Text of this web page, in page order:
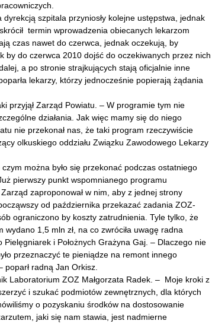
szpitala przyniosły kolejne ustępstwa, jednak
termin wprowadzenia obiecanych lekarzom
czas nawet do czerwca, jednak oczekują, by
by do czerwca 2010 dojść do oczekiwanych przez nich
a po stronie strajkujących stają oficjalnie inne
lekarzy, którzy jednocześnie popierają żądania
przyjął Zarząd Powiatu. – W programie tym nie
działania. Jak więc mamy się do niego
nie przekonał nas, że taki program rzeczywiście
olkuskiego oddziału Związku Zawodowego Lekarzy
można było się przekonać podczas ostatniego
pierwszy punkt wspomnianego programu
zaproponował w nim, aby z jednej strony
od października przekazać zadania ZOZ-
ograniczono by koszty zatrudnienia. Tyle tylko, że
1,5 mln zł, na co zwróciła uwagę radna
i Położnych Grażyna Gaj. – Dlaczego nie
przeznaczyć te pieniądze na remont innego
radną Jan Orkisz.
Laboratorium ZOZ Małgorzata Radek. – Moje kroki z
i szukać podmiotów zewnętrznych, dla których
o pozyskaniu środków na dostosowanie
jaki się nam stawia, jest nadmierne